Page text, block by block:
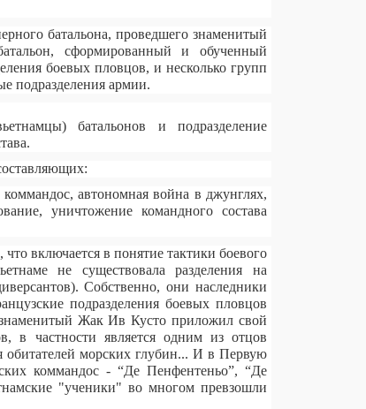
батальона, проведшего знаменитый
сформированный и обученный
боевых пловцов, и несколько групп
подразделения армии.
батальонов и подразделение
автономная война в джунглях,
уничтожение командного состава
включается в понятие тактики боевого
не существовала разделения на
Собственно, они наследники
подразделения боевых пловцов
Жак Ив Кусто приложил свой
в частности является одним из отцов
обитателей морских глубин... И в Первую
коммандос - “Де Пенфентеньо”, “Де
"ученики" во многом превзошли